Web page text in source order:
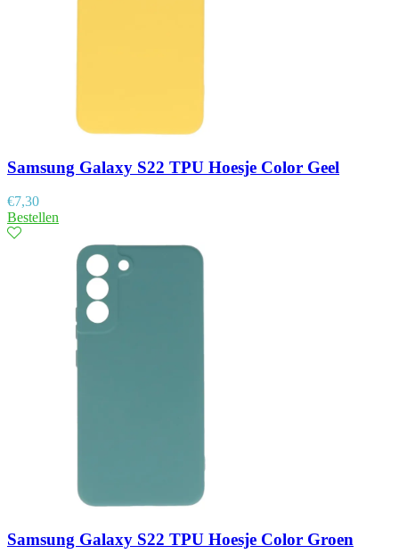
Samsung Galaxy S22 TPU Hoesje Color Geel
€7,30
Bestellen
Samsung Galaxy S22 TPU Hoesje Color Groen